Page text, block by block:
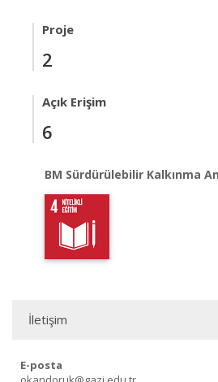
Proje
2
Açık Erişim
6
BM Sürdürülebilir Kalkınma
İletişim
E-posta